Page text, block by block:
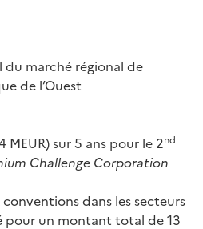
marché régional de
de l’Ouest
MEUR) sur 5 ans pour le 2nd
Challenge Corporation
dans les secteurs
pour un montant total de 13